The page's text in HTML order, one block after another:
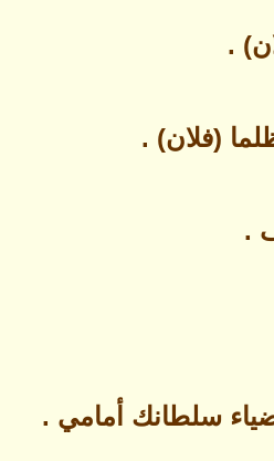
.
(فلان) .
.
سلطانك أمامي .